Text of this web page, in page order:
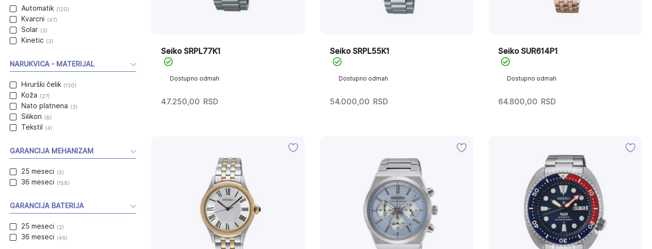
Dostupno odmah
Seiko SRPL77K1
47.250,00 RSD
Dostupno odmah
Seiko SRPL55K1
54.000,00 RSD
Dostupno odmah
Seiko SUR614P1
64.800,00 RSD
Automatik (120)
Kvarcni (47)
Solar (3)
Kinetic (3)
NARUKVICA - MATERIJAL
Hirurški čelik (130)
Koža (27)
Nato platnena (3)
Silikon (8)
Tekstil (4)
GARANCIJA MEHANIZAM
25 meseci (5)
36 meseci (158)
GARANCIJA BATERIJA
25 meseci (2)
36 meseci (46)